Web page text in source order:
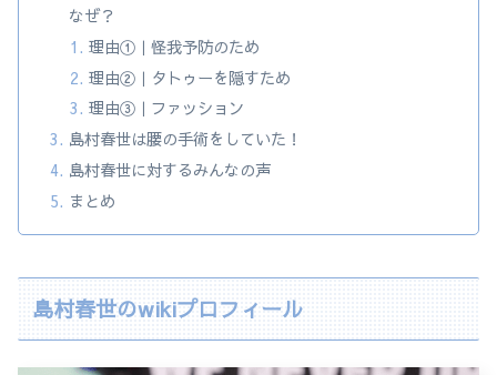
なぜ？
理由①｜怪我予防のため
理由②｜タトゥーを隠すため
理由③｜ファッション
島村春世は腰の手術をしていた！
島村春世に対するみんなの声
まとめ
島村春世のwikiプロフィール